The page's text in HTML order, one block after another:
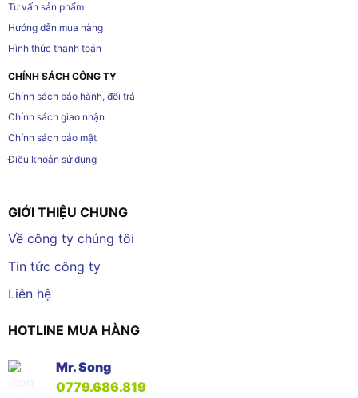
Tư vấn sản phẩm
Hướng dẫn mua hàng
Hình thức thanh toán
CHÍNH SÁCH CÔNG TY
Chính sách bảo hành, đổi trả
Chính sách giao nhận
Chính sách bảo mật
Điều khoản sử dụng
GIỚI THIỆU CHUNG
Về công ty chúng tôi
Tin tức công ty
Liên hệ
HOTLINE MUA HÀNG
Mr. Song
0779.686.819